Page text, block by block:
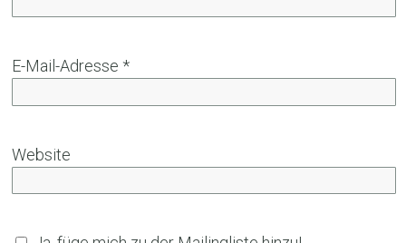
E-Mail-Adresse *
Website